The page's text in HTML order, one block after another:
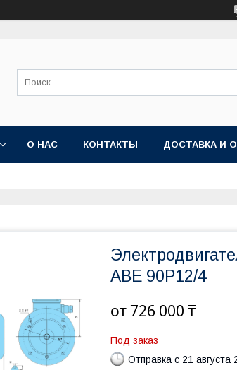
О НАС КОНТАКТЫ ДОСТАВКА И
АВЕ 90Р12/4
от 726 000 ₸
Под заказ
Отправка с 21 августа